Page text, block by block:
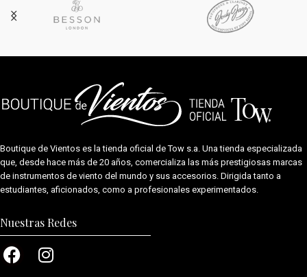
Boutique de Vientos es la tienda oficial deTow s.a. Una tienda especializada
que, desde hace más de 20 años, comercializa las más prestigiosas marcas
de instrumentos de viento del mundo y sus accesorios. Dirigida tanto a
estudiantes, aficionados, como a profesionales experimentados.
Nuestras Redes